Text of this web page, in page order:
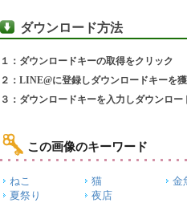
ダウンロード方法
１：ダウンロードキーの取得をクリック
２：LINE@に登録しダウンロードキーを
３：ダウンロードキーを入力しダウンロー
この画像のキーワード
ねこ 猫 金
夏祭り
夜店